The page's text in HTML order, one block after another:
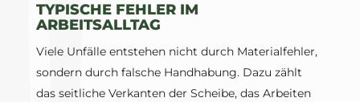
TYPISCHE FEHLER IM
ARBEITSALLTAG
Viele Unfälle entstehen nicht durch Materialfehler,
sondern durch falsche Handhabung. Dazu zählt
das seitliche Verkanten der Scheibe, das Arbeiten